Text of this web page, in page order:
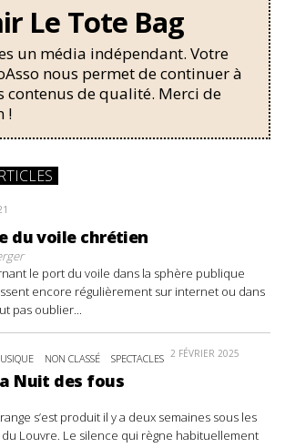
Le Tote Bag
un média indépendant. Votre
nous permet de continuer à
contenus de qualité. Merci de
!
du voile chrétien
le port du voile dans la sphère publique
encore régulièrement sur internet ou dans
pas oublier...
NON CLASSÉ SPECTACLES 2 FÉVRIER 2025
Nuit des fous
s’est produit il y a deux semaines sous les
Louvre. Le silence qui règne habituellement